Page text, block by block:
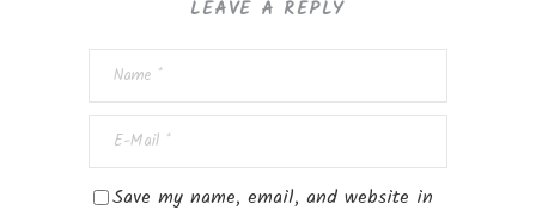
LEAVE A REPLY
Save my name, email, and website in